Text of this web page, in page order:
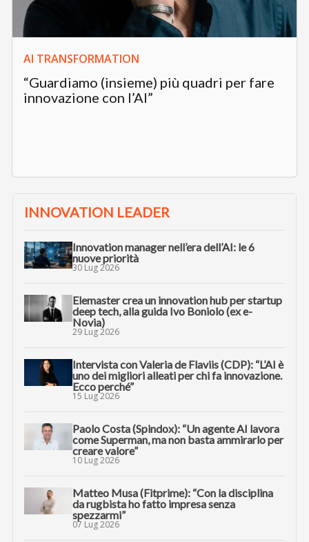
AI TRANSFORMATION
“Guardiamo (insieme) più quadri per fare
innovazione con l’AI”
INNOVATION LEADER
Innovation manager nell’era dell’AI: le 6
nuove priorità
30 Lug 2026
Elemaster crea un innovation hub per startup
deep tech, alla guida Ivo Boniolo (ex e-
Novia)
29 Lug 2026
Intervista con Valeria de Flaviis (CDP): “L’AI è
uno dei migliori alleati per chi fa innovazione.
Ecco perché”
15 Lug 2026
Paolo Costa (Spindox): “Un agente AI lavora
come Superman, ma non basta ammirarlo per
creare valore”
10 Lug 2026
Matteo Musa (Fitprime): “Con la disciplina
da rugbista ho fatto impresa senza
spezzarmi”
07 Lug 2026